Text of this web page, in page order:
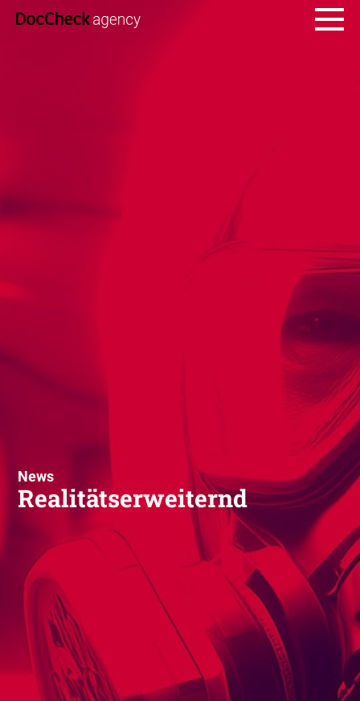
News
Realitätserweiternd